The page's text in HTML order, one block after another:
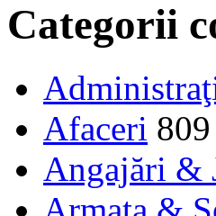
Categorii
Afaceri 809
Angajări &